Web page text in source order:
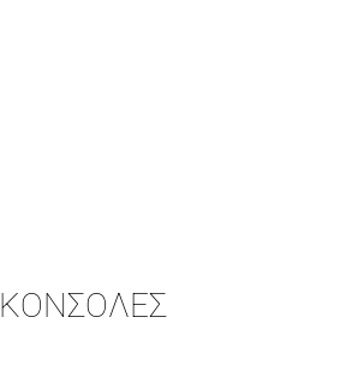
ΚΟΝΣΟΛΕΣ